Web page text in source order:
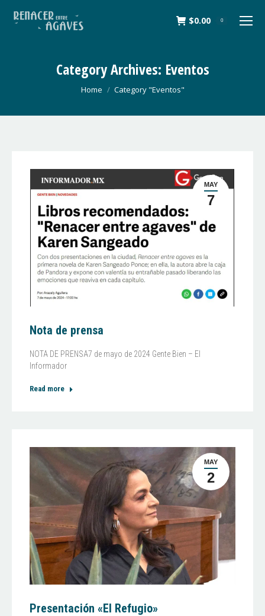
$0.00 0
Category Archives: Eventos
You are here:
Home Category "Eventos"
MAY
7
Nota de prensa
NOTA DE PRENSA7 de mayo de 2024 Gente Bien – El
Informador
Read more
MAY
2
Presentación «El Refugio»